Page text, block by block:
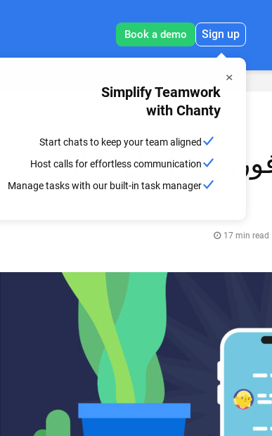
Sign up
Simplify Teamwork
with Chanty
Start chats to keep your team aligned
Host calls for effortless communication
Manage tasks with our built-in task manager
Book a demo
لتواصل فعّال
17 min read